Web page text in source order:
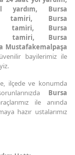
yardım, Bursa
tamiri, Bursa
tamiri, Bursa
tamiri, Bursa
Mustafakemalpaşa
bayilerimiz ile
ilçede ve konumda
Bursa
ile anında
hazır ustalarımız